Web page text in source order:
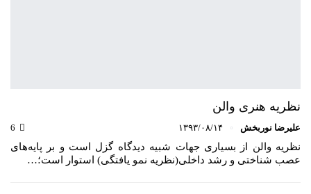
نظریه هنری والن
علیرضا نوربخش ۱۳۹۳/۰۸/۱۴
نظریه والن از بسیاری جهات شبیه دیدگاه گزل است و بر پایه‌های
عصب شناختی و رشد داخلی(نظریه نمو یافتگی) استوار است؛…